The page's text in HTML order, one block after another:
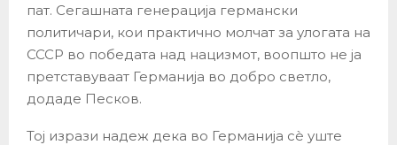
пат. Сегашната генерација германски
политичари, кои практично молчат за улогата на
СССР во победата над нацизмот, воопшто не ја
претставуваат Германија во добро светло,
додаде Песков.
Тој изрази надеж дека во Германија сè уште